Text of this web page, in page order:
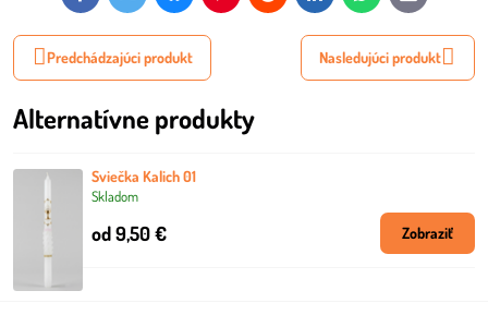
mail
Predchádzajúci produkt Nasledujúci produkt
Alternatívne produkty
Sviečka Kalich 01
Skladom
od 9,50 € Zobraziť